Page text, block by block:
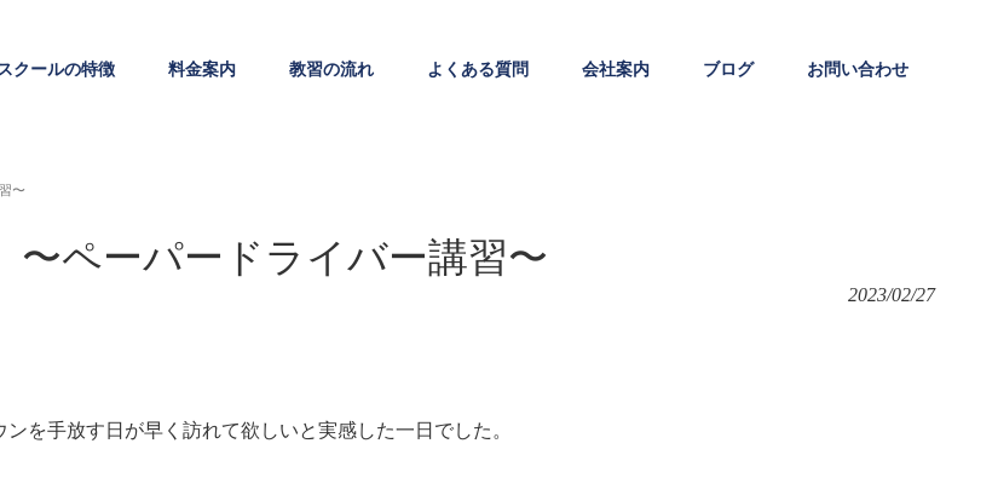
クールの特徴 料金案内 教習の流れ よくある質問 会社案内 ブログ お問い合わせ
〜
〜ペーパードライバー講習〜
2023/02/27
を手放す日が早く訪れて欲しいと実感した一日でした。